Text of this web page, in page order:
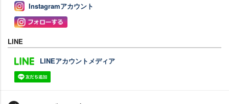
Instagramアカウント
LINE
LINEアカウントメディア